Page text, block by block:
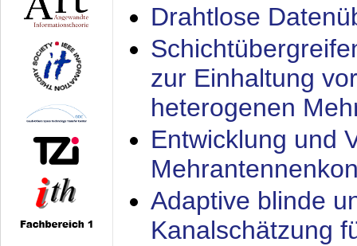
Drahtlose
zur Einhaltung
heterogenen
Entwicklung und
Adaptive blinde
Kanalschätzung